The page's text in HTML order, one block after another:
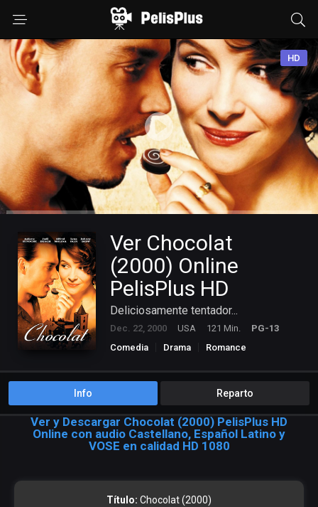
HD
Ver Chocolat
(2000) Online
PelisPlus HD
Deliciosamente tentador...
Dec. 22, 2000 USA 121 Min.
PG-13
Comedia
Drama Romance
Info Reparto
Ver y Descargar Chocolat (2000) PelisPlus HD
Online con audio Castellano, Español Latino y
VOSE en calidad HD 1080
Título: Chocolat (2000)